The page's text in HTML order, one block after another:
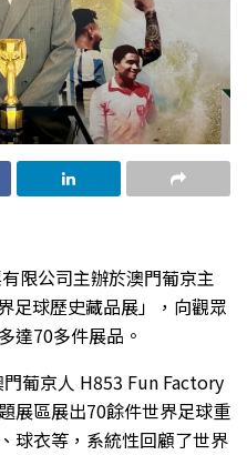
限公司主辦於澳門葡京主
足球歷史藏品展」，向觀眾
達70多件展品。
葡京人 H853 Fun Factory
展區展出70餘件世界足球重
球衣等，系統性回顧了世界